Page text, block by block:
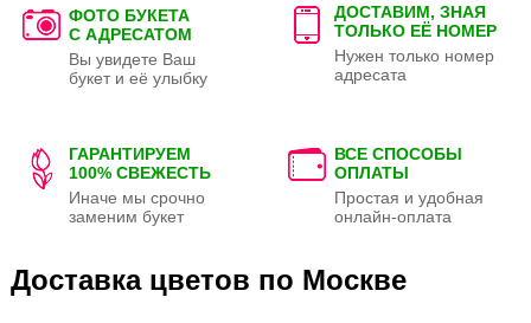
ФОТО БУКЕТА
С АДРЕСАТОМ
Вы увидете Ваш
букет и её улыбку
ДОСТАВИМ, ЗНАЯ
ТОЛЬКО ЕЁ НОМЕР
Нужен только номер
адресата
ГАРАНТИРУЕМ
100% СВЕЖЕСТЬ
Иначе мы срочно
заменим букет
ВСЕ СПОСОБЫ
ОПЛАТЫ
Простая и удобная
онлайн-оплата
Доставка цветов по Москве